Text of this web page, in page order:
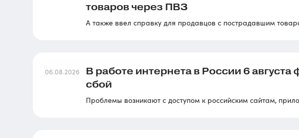
товаров через ПВЗ
А также ввел справку для продавцов с пострадавшим
06.08.2026
В работе интернета в России 6
сбой
Проблемы возникают с доступом к российским сайтам,